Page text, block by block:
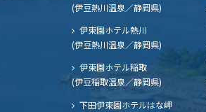
(伊豆熱川温泉／静岡県)
伊東園ホテル熱川
(伊豆熱川温泉／静岡県)
伊東園ホテル稲取
(伊豆稲取温泉／静岡県)
下田伊東園ホテルはな岬